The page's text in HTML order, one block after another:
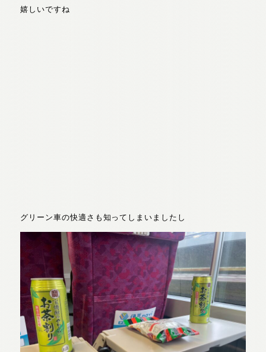
嬉しいですね
グリーン車の快適さも知ってしまいましたし